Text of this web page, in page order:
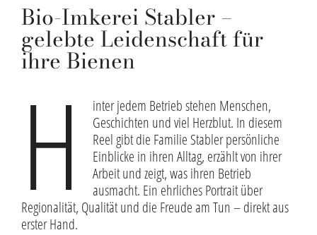
Bio-Imkerei Stabler –
gelebte Leidenschaft für
ihre Bienen
H
inter jedem Betrieb stehen Menschen,
Geschichten und viel Herzblut. In diesem
Reel gibt die Familie Stabler persönliche
Einblicke in ihren Alltag, erzählt von ihrer
Arbeit und zeigt, was ihren Betrieb
ausmacht. Ein ehrliches Portrait über
Regionalität, Qualität und die Freude am Tun – direkt aus
erster Hand.